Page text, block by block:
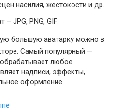
насилия, жестокости и др.
JPG, PNG, GIF.
большую аватарку можно в
Самый популярный —
любое
надписи, эффекты,
оформление.